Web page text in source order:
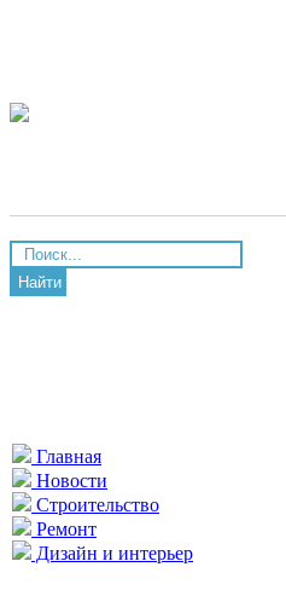
Найти
Главная
Новости
Строительство
Ремонт
Дизайн и интерьер